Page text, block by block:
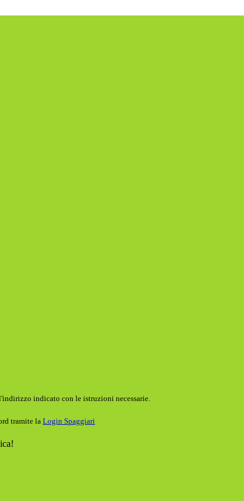
indicato con le istruzioni necessarie.
tramite la Login Spaggiari